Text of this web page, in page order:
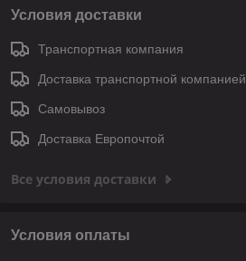
Условия доставки
Транспортная компания
Доставка транспортной компанией
Самовывоз
Доставка Европочтой
Все условия доставки
Условия оплаты